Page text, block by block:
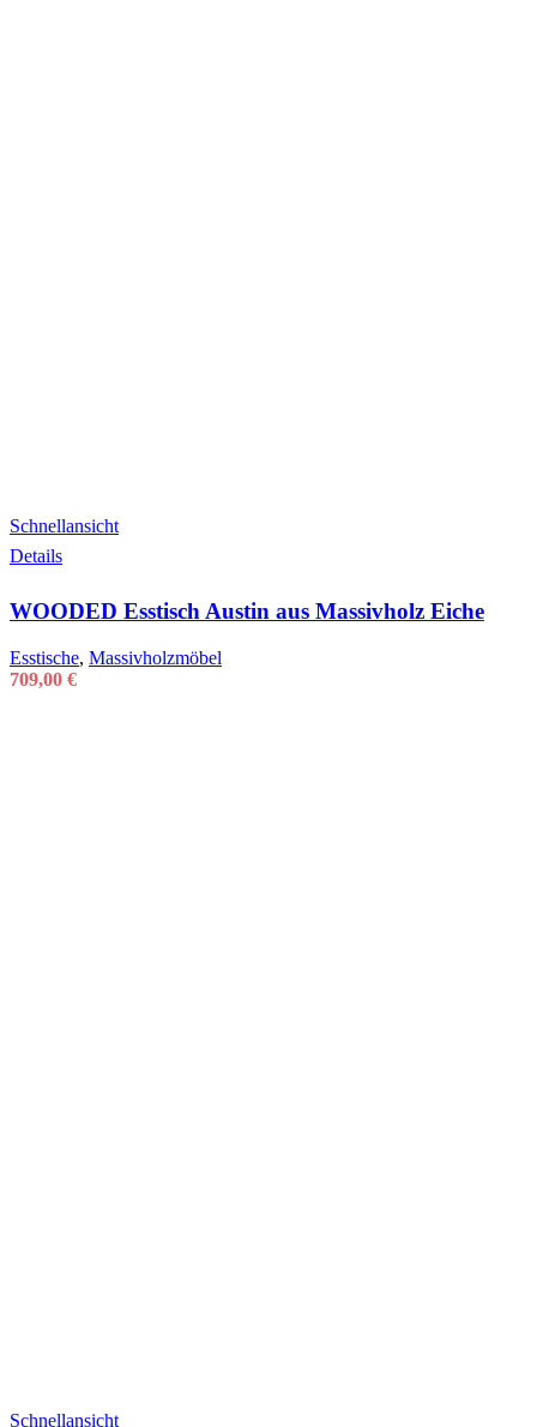
Schnellansicht
Details
WOODED Esstisch Austin aus Massivholz Eiche
Esstische, Massivholzmöbel
709,00 €
Schnellansicht